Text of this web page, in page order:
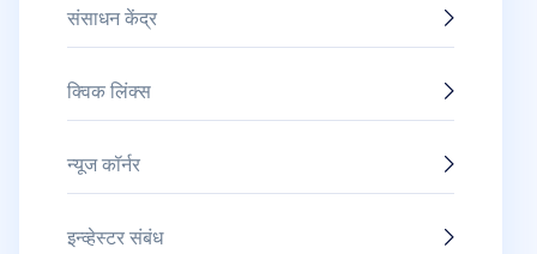
संसाधन केंद्र
क्विक लिंक्स
न्यूज कॉर्नर
इन्व्हेस्टर संबंध